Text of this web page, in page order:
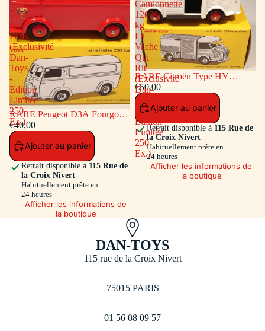
Tôlé
Pompiers
de
Paris
(Exclusivité
Dan-
Toys
-
Edition
Limitée
250
Ex.)
RARE Peugeot D3A Fourgon
Tôlé Pompiers de Paris
(Exclusivité Dan-Toys - Edition
Limitée 250 Ex.)
€40,00
Ajouter au panier
Retrait disponible à 115 Rue de
la Croix Nivert
Habituellement prête en
24 heures
Afficher les informations de
la boutique
Camionnette
1200
kg
La
Vache
Qui
Rit
(Exclusivité
Dan-
Toys
-
Edition
Limitée
250
Ex.)
RARE Citroën Type HY
Camionnette 1200 kg La Vache
Qui Rit (Exclusivité Dan-Toys -
Edition Limitée 250 Ex.)
€50,00
Ajouter au panier
Retrait disponible à 115 Rue de
la Croix Nivert
Habituellement prête en
24 heures
Afficher les informations de
la boutique
DAN-TOYS
115 rue de la Croix Nivert
75015 PARIS
01 56 08 09 57